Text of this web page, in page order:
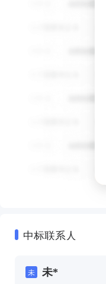
中标联系人
未 未*